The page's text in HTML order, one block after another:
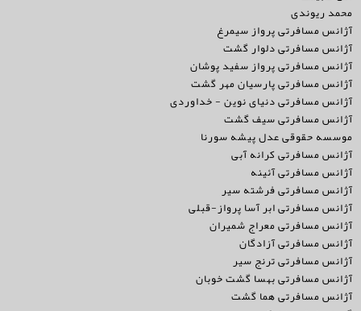
محمد ریوندی
آژانس مسافرتی پرواز سیمرغ
آژانس مسافرتی دلوار گشت
آژانس مسافرتی پرواز سفید پوشان
آژانس مسافرتی پارسیان مهر گشت
آژانس مسافرتی دنیای نوین - خداوردی
آژانس مسافرتی سیف گشت
موسسه حقوقی عدل پیشه سورنا
آژانس مسافرتی کرانه آبی
آژانس مسافرتی آئینه
آژانس مسافرتی فرشته سیر
آژانس مسافرتی ابر آسا پرواز-قبلی
آژانس مسافرتی معراج شمیران
آژانس مسافرتی آزادگان
آژانس مسافرتی ترنج سیر
آژانس مسافرتی بهسا گشت خوبان
آژانس مسافرتی هما گشت